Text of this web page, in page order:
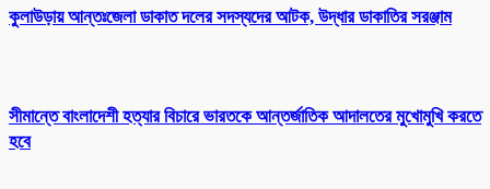
কুলাউড়ায় আন্তঃজেলা ডাকাত দলের সদস্যদের আটক, উদ্ধার ডাকাতির সরঞ্জাম
সীমান্তে বাংলাদেশী হত্যার বিচারে ভারতকে আন্তর্জাতিক আদালতের মুখোমুখি করতে
হবে